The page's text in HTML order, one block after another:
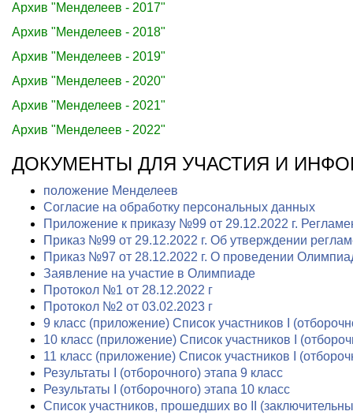
Архив "Менделеев - 2017"
Архив "Менделеев - 2018"
Архив "Менделеев - 2019"
Архив "Менделеев - 2020"
Архив "Менделеев - 2021"
Архив "Менделеев - 2022"
ДОКУМЕНТЫ ДЛЯ УЧАСТИЯ И
положение Менделеев
Согласие на обработку персональных данных
Приложение к приказу №99 от 29.12.2022 г.
Приказ №99 от 29.12.2022 г. Об утверждении
Приказ №97 от 28.12.2022 г. О проведении
Заявление на участие в Олимпиаде
Протокол №1 от 28.12.2022 г
Протокол №2 от 03.02.2023 г
9 класс (приложение) Список участников I
10 класс (приложение) Список участников I
11 класс (приложение) Список участников I
Результаты I (отборочного) этапа 9 класс
Результаты I (отборочного) этапа 10 класс
Список участников, прошедших во II